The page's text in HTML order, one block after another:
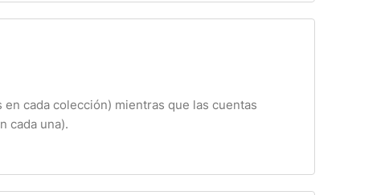
cada colección) mientras que las cuentas
cada una).